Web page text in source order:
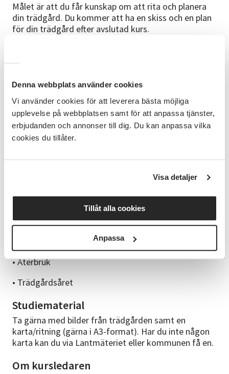
Denna webbplats använder cookies
Vi använder cookies för att leverera bästa möjliga
upplevelse på webbplatsen samt för att anpassa tjänster,
erbjudanden och annonser till dig. Du kan anpassa vilka
cookies du tillåter.
Visa detaljer
Tillåt alla cookies
Anpassa
Målet är att du får kunskap om att rita och planera
din trädgård. Du kommer att ha en skiss och en plan
för din trädgård efter avslutad kurs.
Vi kommer att jobba kreativt tillsammans. Områden
• Trädgårdsstilar
• Rita en enkel trädgårdsskiss
• Trädgårdens rum
• Växtval
• Skörd
• Möblering
• Återbruk
• Trädgårdsåret
Studiematerial
Ta gärna med bilder från trädgården samt en
karta/ritning (gärna i A3-format). Har du inte någon
karta kan du via Lantmäteriet eller kommunen få en.
Om kursledaren